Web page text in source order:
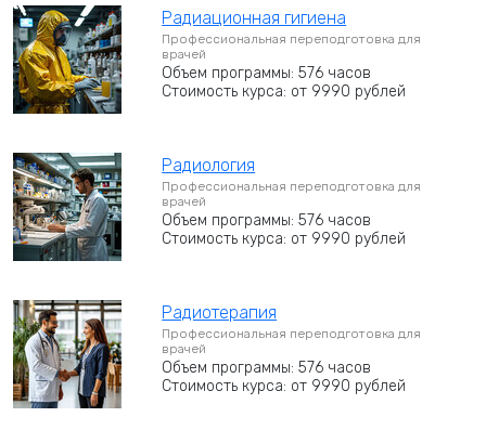
Радиационная гигиена
Профессиональная переподготовка для
врачей
Объем программы: 576 часов
Стоимость курса: от 9990 рублей
Радиология
Профессиональная переподготовка для
врачей
Объем программы: 576 часов
Стоимость курса: от 9990 рублей
Радиотерапия
Профессиональная переподготовка для
врачей
Объем программы: 576 часов
Стоимость курса: от 9990 рублей